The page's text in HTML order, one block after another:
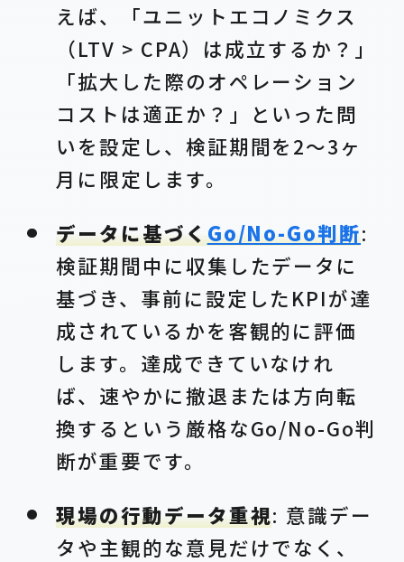
えば、「ユニットエコノミクス
（LTV > CPA）は成立するか？」
「拡大した際のオペレーション
コストは適正か？」といった問
いを設定し、検証期間を2〜3ヶ
月に限定します。
データに基づくGo/No-Go判断:
検証期間中に収集したデータに
基づき、事前に設定したKPIが達
成されているかを客観的に評価
します。達成できていなけれ
ば、速やかに撤退または方向転
換するという厳格なGo/No-Go判
断が重要です。
現場の行動データ重視: 意識デー
タや主観的な意見だけでなく、